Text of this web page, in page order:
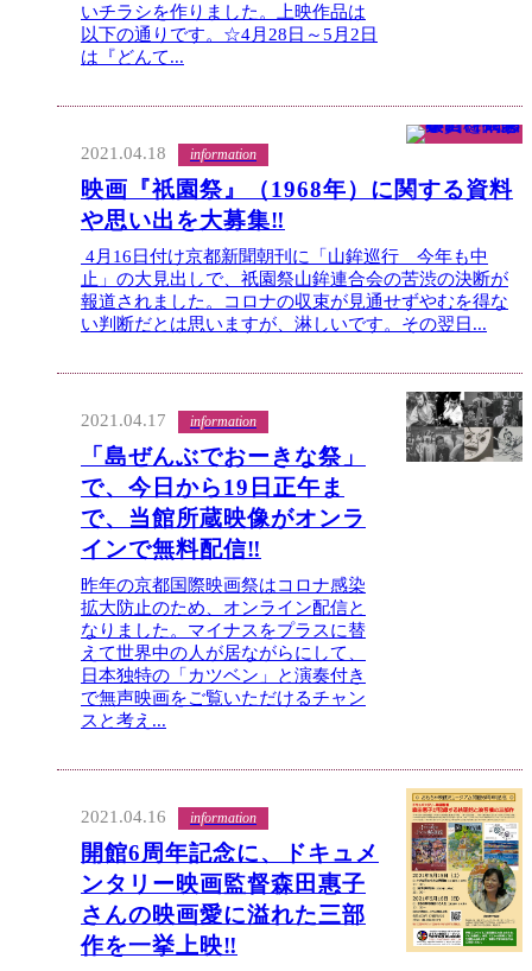
いチラシを作りました。上映作品は
以下の通りです。☆4月28日～5月2日
は『どんて...
2021.04.18 information
映画『祇園祭』（1968年）に関する資料
や思い出を大募集‼
4月16日付け京都新聞朝刊に「山鉾巡行 今年も中
止」の大見出しで、祇園祭山鉾連合会の苦渋の決断が
報道されました。コロナの収束が見通せずやむを得な
い判断だとは思いますが、淋しいです。その翌日...
2021.04.17 information
「島ぜんぶでおーきな祭」
で、今日から19日正午ま
で、当館所蔵映像がオンラ
インで無料配信‼
昨年の京都国際映画祭はコロナ感染
拡大防止のため、オンライン配信と
なりました。マイナスをプラスに替
えて世界中の人が居ながらにして、
日本独特の「カツベン」と演奏付き
で無声映画をご覧いただけるチャン
スと考え...
2021.04.16 information
開館6周年記念に、ドキュメ
ンタリー映画監督森田惠子
さんの映画愛に溢れた三部
作を一挙上映‼